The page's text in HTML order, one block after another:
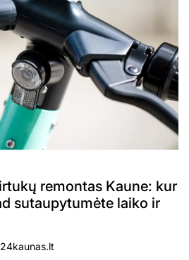
remontas Kaune: kur
sutaupytumėte laiko ir